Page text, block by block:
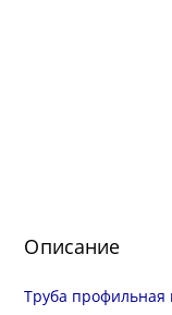
Описание
Труба профильная